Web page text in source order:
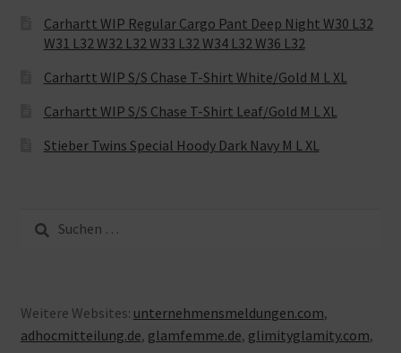
Carhartt WIP Regular Cargo Pant Deep Night W30 L32
W31 L32 W32 L32 W33 L32 W34 L32 W36 L32
Carhartt WIP S/S Chase T-Shirt White/Gold M L XL
Carhartt WIP S/S Chase T-Shirt Leaf/Gold M L XL
Stieber Twins Special Hoody Dark Navy M L XL
nach:
Weitere Websites: unternehmensmeldungen.com,
adhocmitteilung.de, glamfemme.de, glimityglamity.com,